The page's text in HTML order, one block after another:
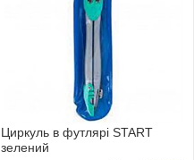
Циркуль в футлярi START
зелений